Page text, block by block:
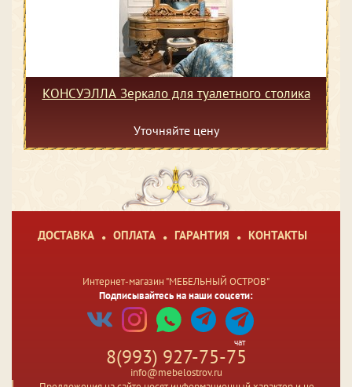
КОНСУЭЛЛА Зеркало для туалетного столика
Уточняйте цену
ДОСТАВКА ОПЛАТА ГАРАНТИЯ КОНТАКТЫ
Интернет-магазин "МЕБЕЛЬНЫЙ ОСТРОВ"
Подписывайтесь на наши соцсети:
чат
8(993) 927-75-75
info@mebelostrov.ru